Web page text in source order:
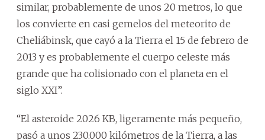
similar, probablemente de unos 20 metros, lo que
los convierte en casi gemelos del meteorito de
Cheliábinsk, que cayó a la Tierra el 15 de febrero de
2013 y es probablemente el cuerpo celeste más
grande que ha colisionado con el planeta en el
siglo XXI”.
“El asteroide 2026 KB, ligeramente más pequeño,
pasó a unos 230.000 kilómetros de la Tierra, a las